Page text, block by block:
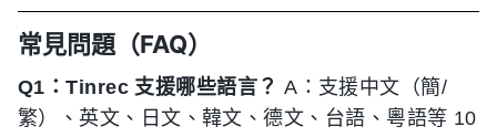
常見問題（FAQ）
Q1：Tinrec 支援哪些語言？ A：支援中文（簡/
繁）、英文、日文、韓文、德文、台語、粵語等 10